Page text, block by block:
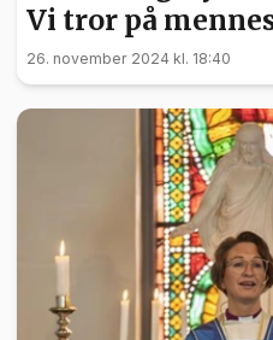
Vi tror på
26. november 2024 kl. 18:40